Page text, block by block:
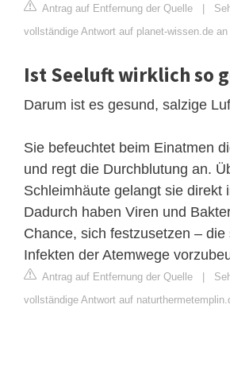
Antrag auf Entfernung der Quelle |
vollständige Antwort auf planet-wissen.de an
Ist Seeluft wirklich so
Darum ist es gesund, salzige
Sie befeuchtet beim Einatmen
und regt die Durchblutung an.
Schleimhäute gelangt sie direkt
Dadurch haben Viren und
Chance, sich festzusetzen –
Infekten der Atemwege
Antrag auf Entfernung der Quelle |
vollständige Antwort auf